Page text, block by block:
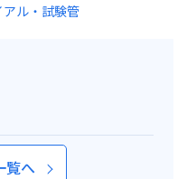
アル・試験管
覧へ